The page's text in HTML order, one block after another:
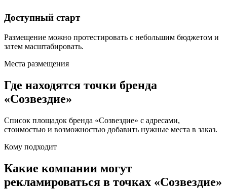
Доступный старт
Размещение можно протестировать с небольшим бюджетом и
затем масштабировать.
Места размещения
Где находятся точки бренда
«Созвездие»
Список площадок бренда «Созвездие» с адресами,
стоимостью и возможностью добавить нужные места в заказ.
Кому подходит
Какие компании могут
рекламироваться в точках «Созвездие»